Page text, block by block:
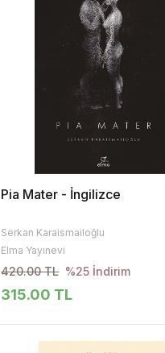
Pia Mater - İngilizce
Serkan Karaismailoğlu
Elma Yayınevi
420.00 TL %25 İndirim
315.00 TL